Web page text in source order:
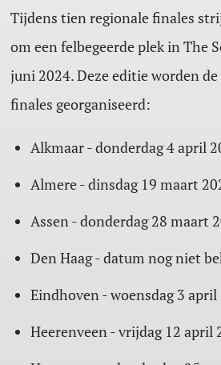
Tijdens tien regionale finales
om een felbegeerde plek in The
juni 2024. Deze editie worden
finales georganiseerd:
Alkmaar - donderdag 4 april
Almere - dinsdag 19 maart
Assen - donderdag 28 maart
Den Haag - datum nog niet
Eindhoven - woensdag 3 april
Heerenveen - vrijdag 12 april